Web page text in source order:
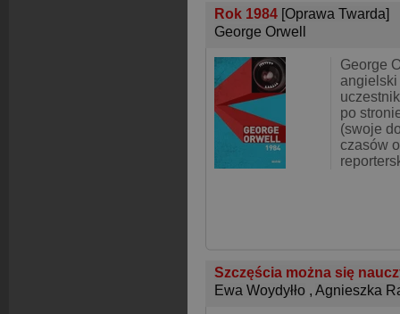
Rok 1984 [Oprawa Twarda]
George Orwell
George
po
(swoje
czasów
Szczęścia można się
Ewa Woydyłło , Agnieszka